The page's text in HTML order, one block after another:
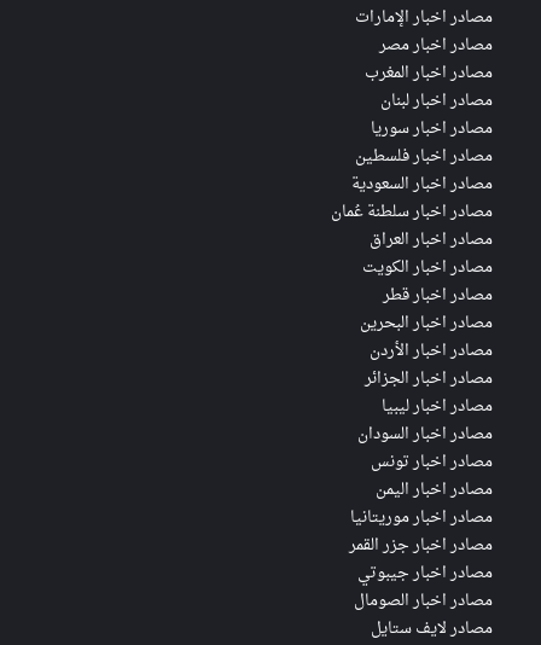
مصادر اخبار الإمارات
مصادر اخبار مصر
مصادر اخبار المغرب
مصادر اخبار لبنان
مصادر اخبار سوريا
مصادر اخبار فلسطين
مصادر اخبار السعودية
مصادر اخبار سلطنة عُمان
مصادر اخبار العراق
مصادر اخبار الكويت
مصادر اخبار قطر
مصادر اخبار البحرين
مصادر اخبار الأردن
مصادر اخبار الجزائر
مصادر اخبار ليبيا
مصادر اخبار السودان
مصادر اخبار تونس
مصادر اخبار اليمن
مصادر اخبار موريتانيا
مصادر اخبار جزر القمر
مصادر اخبار جيبوتي
مصادر اخبار الصومال
مصادر لايف ستايل